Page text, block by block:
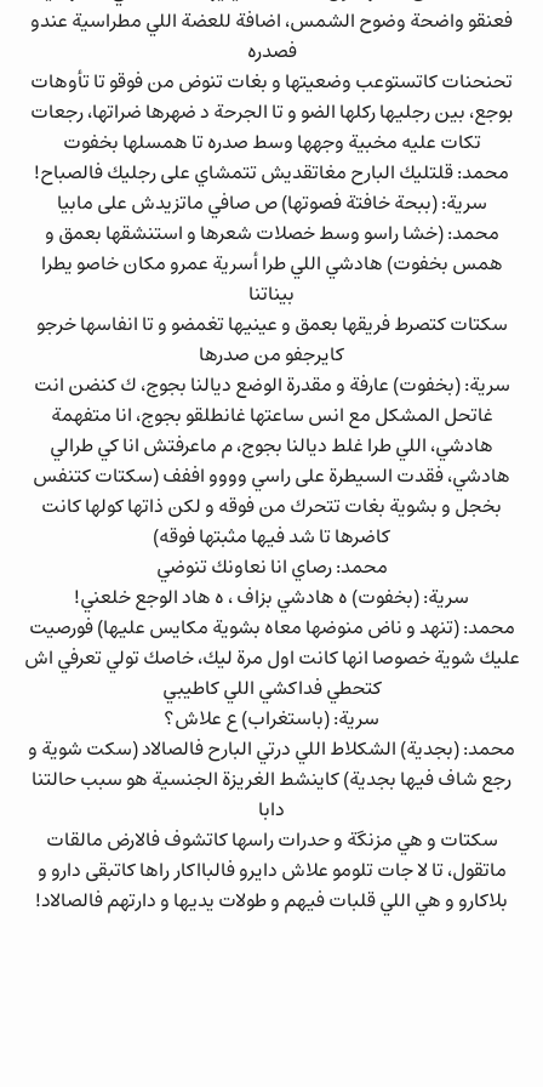
فعنقو واضحة وضوح الشمس، اضافة للعضة اللي مطراسية عندو
فصدره
تحنحنات كاتستوعب وضعيتها و بغات تنوض من فوقو تا تأوهات
بوجع، بين رجليها ركلها الضو و تا الجرحة د ضهرها ضراتها، رجعات
تكات عليه مخبية وجهها وسط صدره تا همسلها بخفوت
محمد: قلتليك البارح مغاتقديش تتمشاي على رجليك فالصباح!
سرية: (ببحة خافتة فصوتها) ص صافي ماتزيدش على مابيا
محمد: (خشا راسو وسط خصلات شعرها و استنشقها بعمق و
همس بخفوت) هادشي اللي طرا أسرية عمرو مكان خاصو يطرا
بيناتنا
سكتات كتصرط فريقها بعمق و عينيها تغمضو و تا انفاسها خرجو
كايرجفو من صدرها
سرية: (بخفوت) عارفة و مقدرة الوضع ديالنا بجوج، ك كنضن انت
غاتحل المشكل مع انس ساعتها غانطلقو بجوج، انا متفهمة
هادشي، اللي طرا غلط ديالنا بجوج، م ماعرفتش انا كي طرالي
هادشي، فقدت السيطرة على راسي وووو اففف (سكتات كتنفس
بخجل و بشوية بغات تتحرك من فوقه و لكن ذاتها كولها كانت
كاضرها تا شد فيها مثبتها فوقه)
محمد: رصاي انا نعاونك تنوضي
سرية: (بخفوت) ه هادشي بزاف ، ه هاد الوجع خلعني!
محمد: (تنهد و ناض منوضها معاه بشوية مكايس عليها) فورصيت
عليك شوية خصوصا انها كانت اول مرة ليك، خاصك تولي تعرفي اش
كتحطي فداكشي اللي كاطيبي
سرية: (باستغراب) ع علاش؟
محمد: (بجدية) الشكلاط اللي درتي البارح فالصالاد (سكت شوية و
رجع شاف فيها بجدية) كاينشط الغريزة الجنسية هو سبب حالتنا
دابا
سكتات و هي مزنگة و حدرات راسها كاتشوف فالارض مالقات
ماتقول، تا لا جات تلومو علاش دايرو فالبااكار راها كاتبقى دارو و
بلاكارو و هي اللي قلبات فيهم و طولات يديها و دارتهم فالصالاد!